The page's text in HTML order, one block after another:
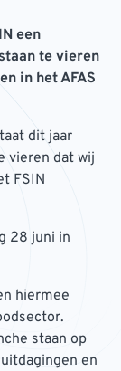
een
te vieren
in het AFAS
dit jaar
vieren dat wij
FSIN
28 juni in
hiermee
staan op
en